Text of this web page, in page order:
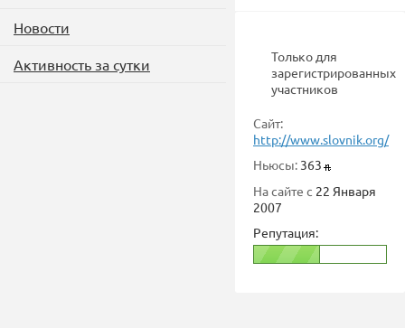
Новости
Активность за сутки
Только для
зарегистрированных
участников
Сайт:
http://www.slovnik.org/
Ньюсы: 363
На сайте с 22 Января
2007
Репутация: